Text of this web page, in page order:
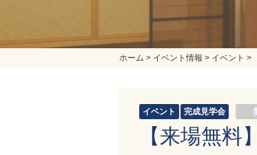
ホーム > イベント情報 > イベント >
イベント 完成見学会
【来場無料